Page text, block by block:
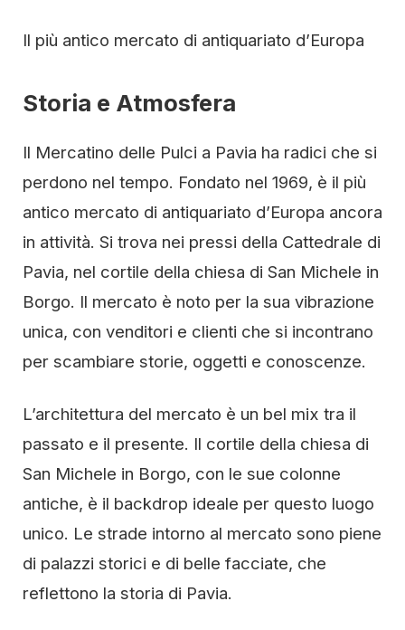
Il più antico mercato di antiquariato d’Europa
Storia e Atmosfera
Il Mercatino delle Pulci a Pavia ha radici che si
perdono nel tempo. Fondato nel 1969, è il più
antico mercato di antiquariato d’Europa ancora
in attività. Si trova nei pressi della Cattedrale di
Pavia, nel cortile della chiesa di San Michele in
Borgo. Il mercato è noto per la sua vibrazione
unica, con venditori e clienti che si incontrano
per scambiare storie, oggetti e conoscenze.
L’architettura del mercato è un bel mix tra il
passato e il presente. Il cortile della chiesa di
San Michele in Borgo, con le sue colonne
antiche, è il backdrop ideale per questo luogo
unico. Le strade intorno al mercato sono piene
di palazzi storici e di belle facciate, che
reflettono la storia di Pavia.